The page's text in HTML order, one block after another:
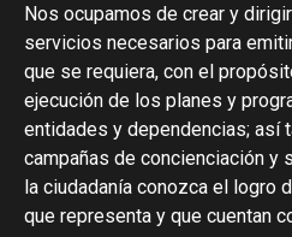
Nos ocupamos de crear y
servicios necesarios para
que se requiera, con el
ejecución de los planes y
entidades y dependencias; así
campañas de concienciación y
la ciudadanía conozca el logro
que representa y que cuentan